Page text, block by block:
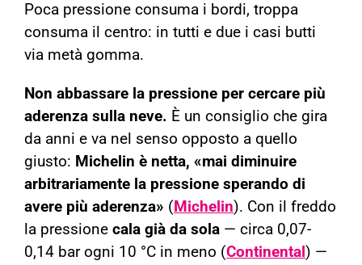
Poca pressione consuma i bordi, troppa
consuma il centro: in tutti e due i casi butti
via metà gomma.
Non abbassare la pressione per cercare più
aderenza sulla neve. È un consiglio che gira
da anni e va nel senso opposto a quello
giusto: Michelin è netta, «mai diminuire
arbitrariamente la pressione sperando di
avere più aderenza» (Michelin). Con il freddo
la pressione cala già da sola — circa 0,07-
0,14 bar ogni 10 °C in meno (Continental ) —